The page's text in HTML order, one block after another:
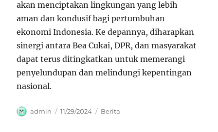
akan menciptakan lingkungan yang lebih
aman dan kondusif bagi pertumbuhan
ekonomi Indonesia. Ke depannya, diharapkan
sinergi antara Bea Cukai, DPR, dan masyarakat
dapat terus ditingkatkan untuk memerangi
penyelundupan dan melindungi kepentingan
nasional.
Author
admin
Posted
11/29/2024 Categories
Berita